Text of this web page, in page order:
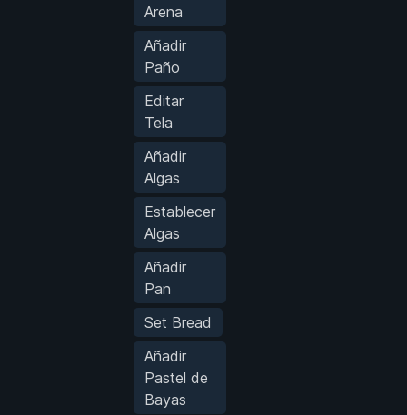
Arena
Añadir
Paño
Editar
Tela
Añadir
Algas
Establecer
Algas
Añadir
Pan
Set Bread
Añadir
Pastel de
Bayas